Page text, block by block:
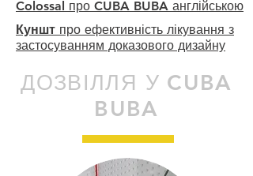
Colossal про CUBA BUBA англійською
Куншт про ефективність лікування з
застосуванням доказового дизайну
ДОЗВІЛЛЯ У CUBA
BUBA